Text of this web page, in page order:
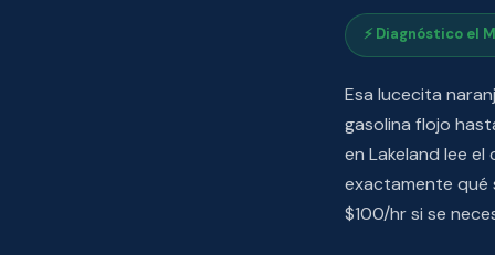
⚡ Diagnóstico el
Esa lucecita
gasolina flojo
en Lakeland lee
exactamente qué
$100/hr si se